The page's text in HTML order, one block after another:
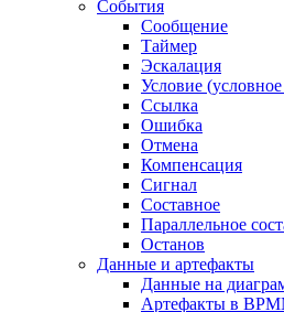
События
Сообщение
Таймер
Эскалация
Условие
Ссылка
Ошибка
Отмена
Компенсация
Сигнал
Составное
Параллельное
Останов
Данные и артефакты
Данные на
Артефакты в